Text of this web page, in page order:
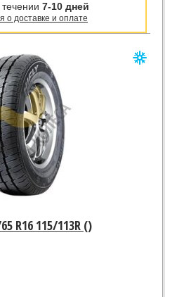
течении 7-10 дней
о доставке и оплате
R16 115/113R ()